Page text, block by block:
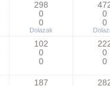
298
0
0
Dolazak
0
0
102
0
0
0
0
187